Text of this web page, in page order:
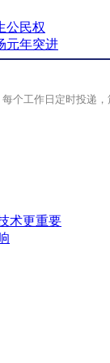
公民权
元年突进
个工作日定时投递，
术更重要